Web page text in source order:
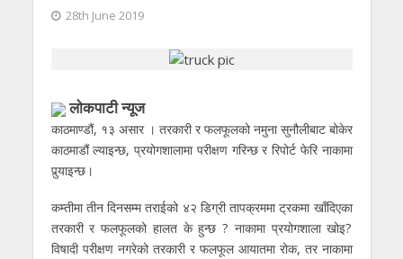
28th June 2019
लाेकपाटी न्यूज
काठमाण्डौं, १३ असार । तरकारी र फलफूलको नमुना सुनौलीबाट बोकेर
काठमाडौं ल्याइन्छ, प्रयोगशालामा परीक्षण गरिन्छ र रिपोर्ट फेरि नाकामा
पुर्‍याइन्छ।
कम्तीमा तीन दिनसम्म तराईको ४२ डिग्री तापक्रममा ट्रकमा खाँदिएका
तरकारी र फलफूलको हालत के हुन्छ ? नाकामा प्रयोगशाला खोइ?
विषादी परीक्षण नगरेको तरकारी र फलफूल आयातमा रोक, तर नाकामा